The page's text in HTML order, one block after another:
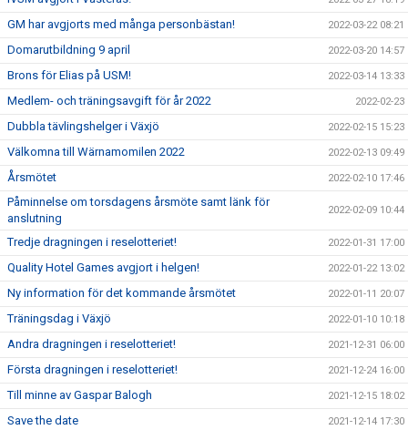
GM har avgjorts med många personbästan! 2022-03-22 08:21
Domarutbildning 9 april 2022-03-20 14:57
Brons för Elias på USM! 2022-03-14 13:33
Medlem- och träningsavgift för år 2022 2022-02-23
Dubbla tävlingshelger i Växjö 2022-02-15 15:23
Välkomna till Wärnamomilen 2022 2022-02-13 09:49
Årsmötet 2022-02-10 17:46
Påminnelse om torsdagens årsmöte samt länk för
anslutning
2022-02-09 10:44
Tredje dragningen i reselotteriet! 2022-01-31 17:00
Quality Hotel Games avgjort i helgen! 2022-01-22 13:02
Ny information för det kommande årsmötet 2022-01-11 20:07
Träningsdag i Växjö 2022-01-10 10:18
Andra dragningen i reselotteriet! 2021-12-31 06:00
Första dragningen i reselotteriet! 2021-12-24 16:00
Till minne av Gaspar Balogh 2021-12-15 18:02
Save the date 2021-12-14 17:30